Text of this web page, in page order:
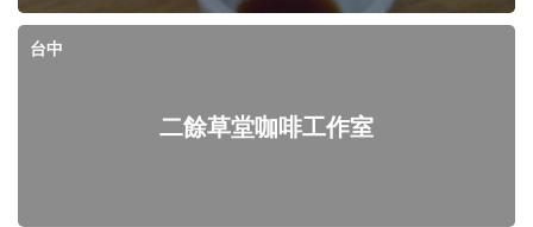
二餘草堂咖啡工作室
台中